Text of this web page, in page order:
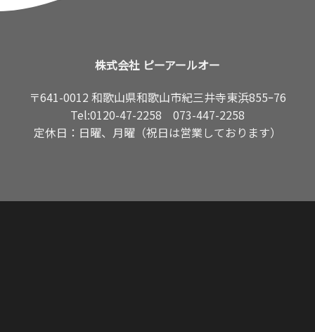
株式会社 ピーアールオー
〒641-0012 和歌山県和歌山市紀三井寺東浜855ｰ76
Tel:0120-47-2258
073-447-2258
定休日：日曜、月曜（祝日は営業しております）